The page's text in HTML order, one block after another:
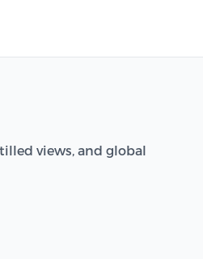
views, and global